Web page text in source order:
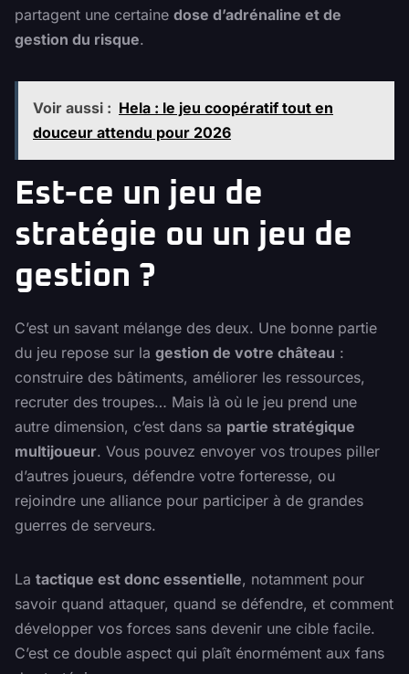
partagent une certaine dose d’adrénaline et de
gestion du risque.
Voir aussi : Hela : le jeu coopératif tout en
douceur attendu pour 2026
Est-ce un jeu de
stratégie ou un jeu de
gestion ?
C’est un savant mélange des deux. Une bonne partie
du jeu repose sur la gestion de votre château :
construire des bâtiments, améliorer les ressources,
recruter des troupes… Mais là où le jeu prend une
autre dimension, c’est dans sa partie stratégique
multijoueur. Vous pouvez envoyer vos troupes piller
d’autres joueurs, défendre votre forteresse, ou
rejoindre une alliance pour participer à de grandes
guerres de serveurs.
La tactique est donc essentielle, notamment pour
savoir quand attaquer, quand se défendre, et comment
développer vos forces sans devenir une cible facile.
C’est ce double aspect qui plaît énormément aux fans